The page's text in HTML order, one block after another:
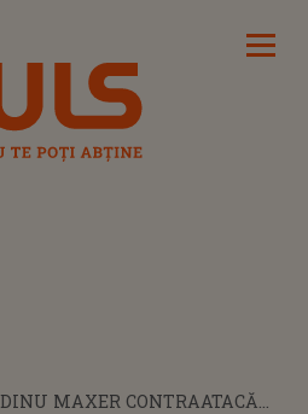
DINU MAXER CONTRAATACĂ